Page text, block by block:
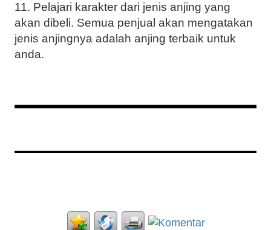
11. Pelajari karakter dari jenis anjing yang
akan dibeli. Semua penjual akan mengatakan
jenis anjingnya adalah anjing terbaik untuk
anda.